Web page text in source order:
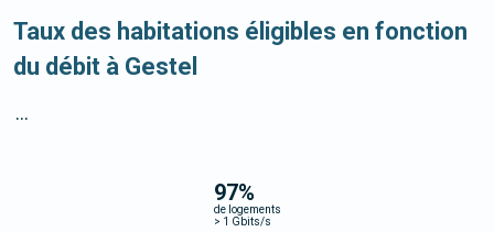
Taux des habitations éligibles en fonction
du débit à Gestel
97%
de logements
> 1 Gbits/s
...